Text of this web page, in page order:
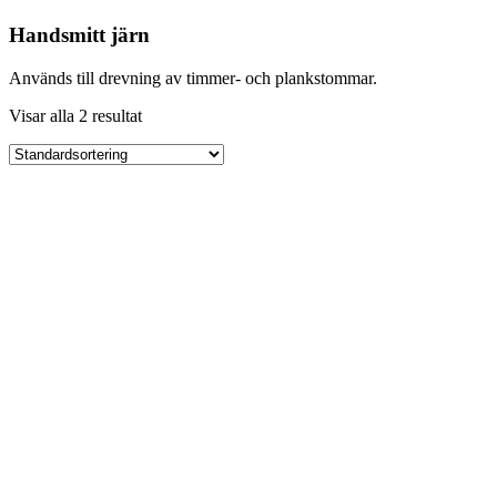
Handsmitt järn
Används till drevning av timmer- och plankstommar.
Visar alla 2 resultat